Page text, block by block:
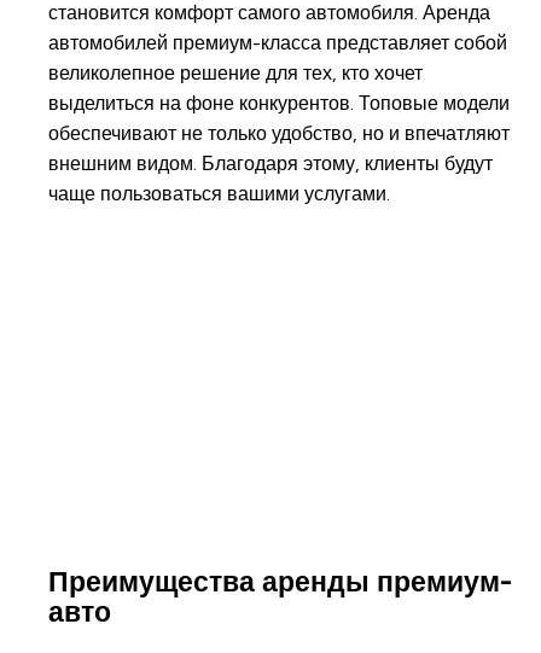
становится комфорт самого автомобиля. Аренда
автомобилей премиум-класса представляет собой
великолепное решение для тех, кто хочет
выделиться на фоне конкурентов. Топовые модели
обеспечивают не только удобство, но и впечатляют
внешним видом. Благодаря этому, клиенты будут
чаще пользоваться вашими услугами.
Преимущества аренды премиум-
авто